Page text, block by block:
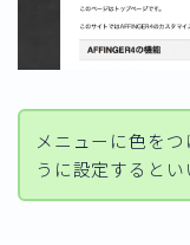
メニューに色を
うに設定するとい